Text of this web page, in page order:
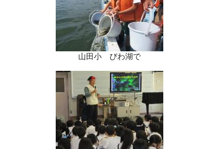
山田小 びわ湖で